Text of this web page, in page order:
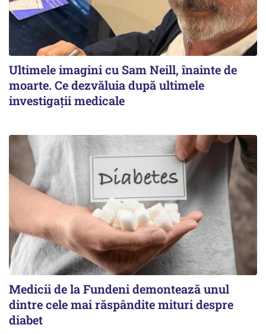
Ultimele imagini cu Sam Neill, înainte de
moarte. Ce dezvăluia după ultimele
investigații medicale
Medicii de la Fundeni demontează unul
dintre cele mai răspândite mituri despre
diabet